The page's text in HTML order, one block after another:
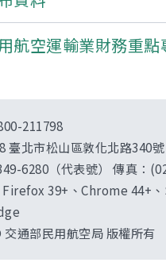
航空運輸業財務重點
211798
臺北市松山區敦化北路340號
6280（代表號） 傳真：
39+、Chrome 44+、
通部民用航空局 版權所有